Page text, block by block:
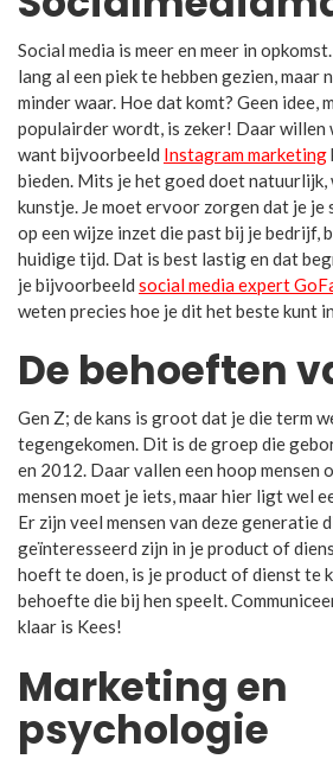
Social media is meer en meer in
lang al een piek te hebben gezien, maar
minder waar. Hoe dat komt? Geen idee,
populairder wordt, is zeker! Daar willen
want bijvoorbeeld Instagram marketing
bieden. Mits je het goed doet natuurlijk,
kunstje. Je moet ervoor zorgen dat je je
op een wijze inzet die past bij je bedrijf,
huidige tijd. Dat is best lastig en dat
je bijvoorbeeld social media expert
weten precies hoe je dit het beste kunt
De behoeften
Gen Z; de kans is groot dat je die term
tegengekomen. Dit is de groep die
en 2012. Daar vallen een hoop mensen
mensen moet je iets, maar hier ligt wel
Er zijn veel mensen van deze generatie
geïnteresseerd zijn in je product of
hoeft te doen, is je product of dienst te
behoefte die bij hen speelt.
klaar is Kees!
Marketing en
psychologie